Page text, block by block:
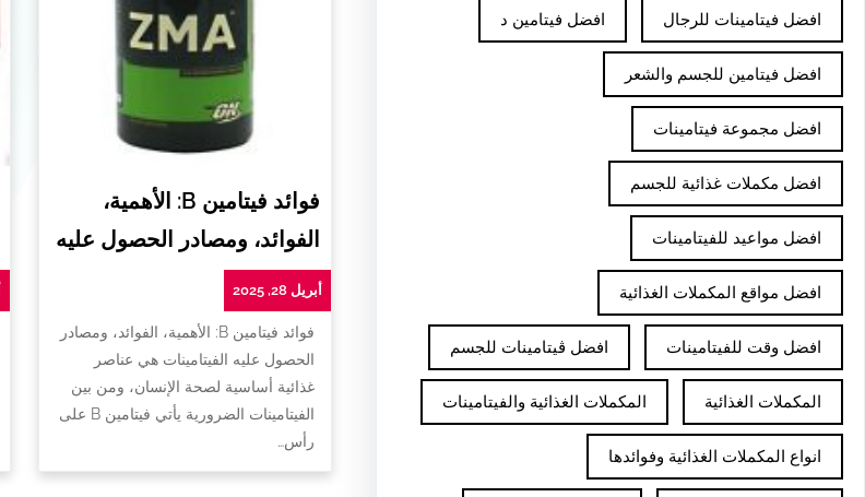
افضل فيتامينات للرجال افضل فيتامين د
افضل فيتامين للجسم والشعر
افضل مجموعة فيتامينات
افضل مكملات غذائية للجسم
افضل مواعيد للفيتامينات
افضل مواقع المكملات الغذائية
افضل وقت للفيتامينات افضل ڤيتامينات للجسم
المكملات الغذائية المكملات الغذائية والفيتامينات
انواع المكملات الغذائية وفوائدها
فوائد فيتامين B: الأهمية،
الفوائد، ومصادر الحصول عليه
أبريل 28, 2025
فوائد فيتامين B: الأهمية، الفوائد، ومصادر
الحصول عليه الفيتامينات هي عناصر
غذائية أساسية لصحة الإنسان، ومن بين
الفيتامينات الضرورية يأتي فيتامين B على
رأس…